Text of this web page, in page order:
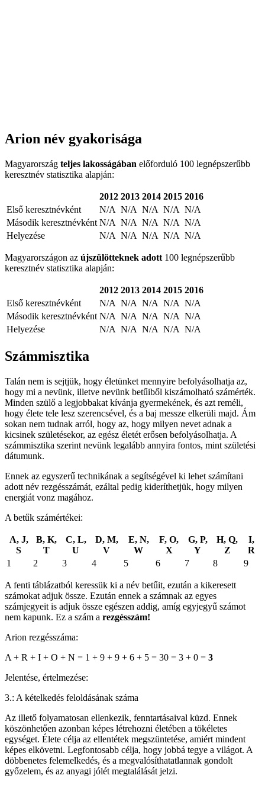
Arion név gyakorisága
Magyarország teljes lakosságában előforduló 100 legnépszerűbb
keresztnév statisztika alapján:
2012 2013 2014 2015 2016
Első keresztnévként
N/A N/A N/A N/A N/A
Második keresztnévként N/A N/A N/A N/A N/A
Helyezése
N/A N/A N/A N/A N/A
Magyarországon az újszülötteknek adott 100 legnépszerűbb
keresztnév statisztika alapján:
2012 2013 2014 2015 2016
Első keresztnévként
N/A N/A N/A N/A N/A
Második keresztnévként N/A N/A N/A N/A N/A
Helyezése
N/A N/A N/A N/A N/A
Számmisztika
Talán nem is sejtjük, hogy életünket mennyire befolyásolhatja az,
hogy mi a nevünk, illetve nevünk betűiből kiszámolható számérték.
Minden szülő a legjobbakat kívánja gyermekének, és azt reméli,
hogy élete tele lesz szerencsével, és a baj messze elkerüli majd. Ám
sokan nem tudnak arról, hogy az, hogy milyen nevet adnak a
kicsinek születésekor, az egész életét erősen befolyásolhatja. A
számmisztika szerint nevünk legalább annyira fontos, mint születési
dátumunk.
Ennek az egyszerű technikának a segítségével ki lehet számítani
adott név rezgésszámát, ezáltal pedig kideríthetjük, hogy milyen
energiát vonz magához.
A betűk számértékei:
A, J,
S
B, K,
T
C, L,
U
D, M,
V
E, N,
W
F, O,
X
G, P,
Y
H, Q,
Z
I,
R
1
2 3 4 5 6 7 8 9
A fenti táblázatból keressük ki a név betűit, ezután a kikeresett
számokat adjuk össze. Ezután ennek a számnak az egyes
számjegyeit is adjuk össze egészen addig, amíg egyjegyű számot
nem kapunk. Ez a szám a rezgésszám!
Arion rezgésszáma:
A + R + I + O + N = 1 + 9 + 9 + 6 + 5 = 30 = 3 + 0 = 3
Jelentése, értelmezése:
3.: A kételkedés feloldásának száma
Az illető folyamatosan ellenkezik, fenntartásaival küzd. Ennek
köszönhetően azonban képes létrehozni életében a tökéletes
egységet. Élete célja az ellentétek megszüntetése, amiért mindent
képes elkövetni. Legfontosabb célja, hogy jobbá tegye a világot. A
döbbenetes felemelkedés, és a megvalósíthatatlannak gondolt
győzelem, és az anyagi jólét megtalálását jelzi.